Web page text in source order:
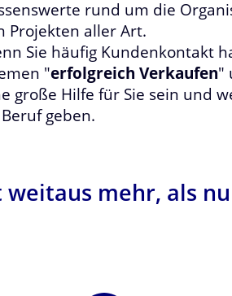
rund um die
Projekten aller Art.
Sie häufig Kundenkontakt
"erfolgreich Verkaufen"
große Hilfe für Sie sein und
geben.
mehr, als